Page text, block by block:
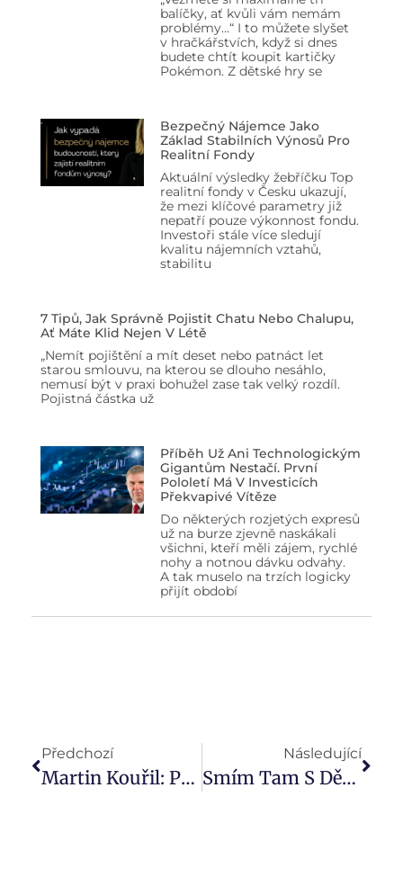
balíčky, ať kvůli vám nemám
problémy…“ I to můžete slyšet
v hračkářstvích, když si dnes
budete chtít koupit kartičky
Pokémon. Z dětské hry se
Bezpečný Nájemce Jako
Základ Stabilních Výnosů Pro
Realitní Fondy
Aktuální výsledky žebříčku Top
realitní fondy v Česku ukazují,
že mezi klíčové parametry již
nepatří pouze výkonnost fondu.
Investoři stále více sledují
kvalitu nájemních vztahů,
stabilitu
7 Tipů, Jak Správně Pojistit Chatu Nebo Chalupu,
Ať Máte Klid Nejen V Létě
„Nemít pojištění a mít deset nebo patnáct let
starou smlouvu, na kterou se dlouho nesáhlo,
nemusí být v praxi bohužel zase tak velký rozdíl.
Pojistná částka už
Příběh Už Ani Technologickým
Gigantům Nestačí. První
Pololetí Má V Investicích
Překvapivé Vítěze
Do některých rozjetých expresů
už na burze zjevně naskákali
všichni, kteří měli zájem, rychlé
nohy a notnou dávku odvahy.
A tak muselo na trzích logicky
přijít období
Předchozí
Martin Kouřil: Poradenství Není Povolání, Ale Diagnóza. Nemá Smysl Házet Flintu Do Žita Kvůli Úvěrům, Potenciál Na Trhu Je Obrovský
Následující
Smím Tam S Dětmi? Do Světa Financí Určitě. A Čím Dříve, Tím Lépe